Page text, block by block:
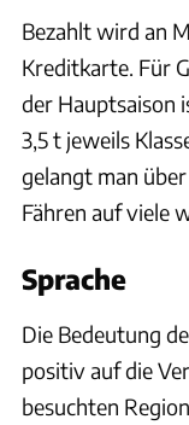
Bezahlt wird an
Kreditkarte. Für
der Hauptsaison
3,5 t jeweils
gelangt man
Fähren auf viele
Sprache
Die Bedeutung
positiv auf die
besuchten